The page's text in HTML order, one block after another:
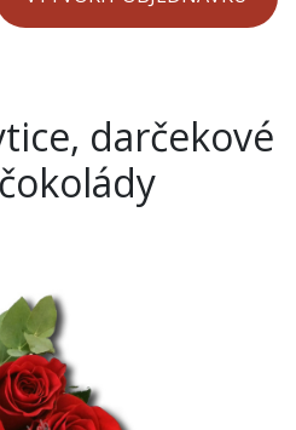
darčekové